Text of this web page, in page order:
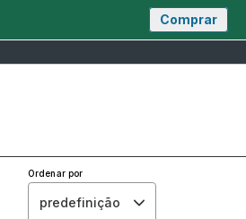
Comprar
Ordenar por
predefinição